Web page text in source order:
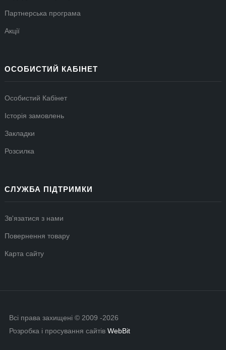
Партнерська програма
Акції
ОСОБИСТИЙ КАБІНЕТ
Особистий Кабінет
Історія замовлень
Закладки
Розсилка
СЛУЖБА ПІДТРИМКИ
Зв'язатися з нами
Повернення товару
Карта сайту
Всі права захищені © 2009 -2026
Розробка і просування сайтів WebBit